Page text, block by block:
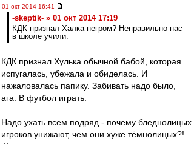
01 окт 2014 16:41
-skeptik- » 01 окт 2014 17:19
КДК признал Халка негром? Неправильно нас
в школе учили.
КДК признал Хулька обычной бабой, которая
испугалась, убежала и обиделась. И
нажаловалась папику. Забивать надо было,
ага. В футбол играть.
Надо ухать всем подряд - почему бледнолицых
игроков унижают, чем они хуже тёмнолицых?!